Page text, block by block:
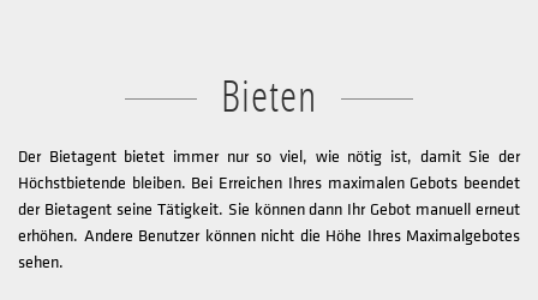
Bieten
Der Bietagent bietet immer nur so viel, wie nötig ist, damit Sie der
Höchstbietende bleiben. Bei Erreichen Ihres maximalen Gebots beendet
der Bietagent seine Tätigkeit. Sie können dann Ihr Gebot manuell erneut
erhöhen. Andere Benutzer können nicht die Höhe Ihres Maximalgebotes
sehen.